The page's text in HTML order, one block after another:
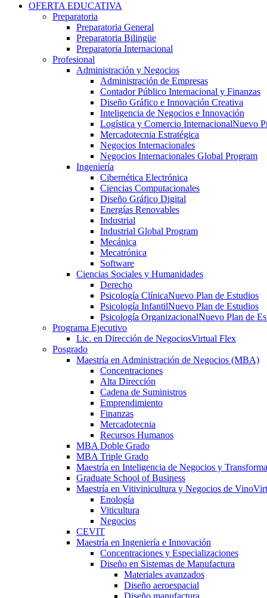
OFERTA EDUCATIVA
Preparatoria
Preparatoria General
Preparatoria Bilingüe
Preparatoria Internacional
Profesional
Administración y Negocios
Administración de Empresas
Contador Público Internacional y Finanzas
Diseño Gráfico e Innovación Creativa
Inteligencia de Negocios e Innovación
Logística y Comercio InternacionalNuevo
Mercadotecnia Estratégica
Negocios Internacionales
Negocios Internacionales Global Program
Ingeniería
Cibernética Electrónica
Ciencias Computacionales
Diseño Gráfico Digital
Energías Renovables
Industrial
Industrial Global Program
Mecánica
Mecatrónica
Software
Ciencias Sociales y Humanidades
Derecho
Psicología ClínicaNuevo Plan de Estudios
Psicología InfantilNuevo Plan de Estudios
Psicología OrganizacionalNuevo Plan de
Programa Ejecutivo
Lic. en Dirección de NegociosVirtual Flex
Posgrado
Maestría en Administración de Negocios (MBA)
Concentraciones
Alta Dirección
Cadena de Suministros
Emprendimiento
Finanzas
Mercadotecnia
Recursos Humanos
MBA Doble Grado
MBA Triple Grado
Maestría en Inteligencia de Negocios y
Graduate School of Business
Maestría en Vitivinicultura y Negocios de Vino
Enología
Viticultura
Negocios
CEVIT
Maestría en Ingeniería e Innovación
Concentraciones y Especializaciones
Diseño en Sistemas de Manufactura
Materiales avanzados
Diseño aeroespacial
Diseño manufactura